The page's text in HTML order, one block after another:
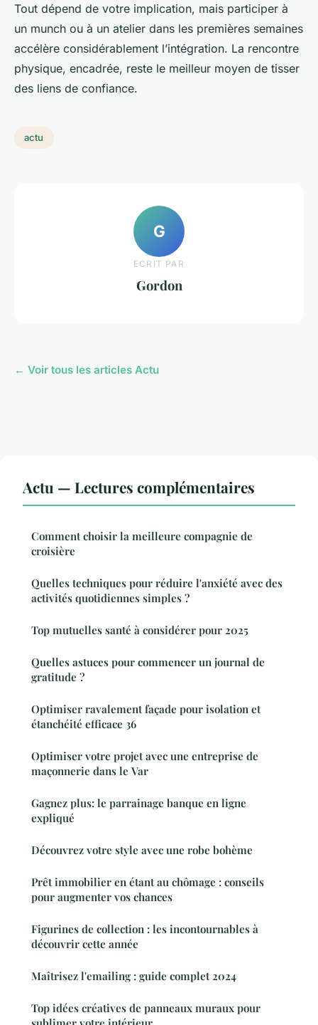
Tout dépend de votre implication, mais participer à
un munch ou à un atelier dans les premières semaines
accélère considérablement l’intégration. La rencontre
physique, encadrée, reste le meilleur moyen de tisser
des liens de confiance.
actu
G
ECRIT PAR
Gordon
← Voir tous les articles Actu
Actu — Lectures complémentaires
Comment choisir la meilleure compagnie de
croisière
Quelles techniques pour réduire l'anxiété avec des
activités quotidiennes simples ?
Top mutuelles santé à considérer pour 2025
Quelles astuces pour commencer un journal de
gratitude ?
Optimiser ravalement façade pour isolation et
étanchéité efficace 36
Optimiser votre projet avec une entreprise de
maçonnerie dans le Var
Gagnez plus: le parrainage banque en ligne
expliqué
Découvrez votre style avec une robe bohème
Prêt immobilier en étant au chômage : conseils
pour augmenter vos chances
Figurines de collection : les incontournables à
découvrir cette année
Maîtrisez l'emailing : guide complet 2024
Top idées créatives de panneaux muraux pour